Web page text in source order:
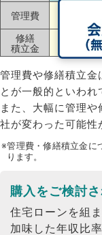
管理費
（+16%
修繕
積立金
+82円
（+73%
管理費や修繕積立金
とが一般的といわれ
また、大幅に管理
社が変わった可能性
※管理費・修繕積立金に
ります。
購入をご検討
住宅ローンを組
加味した年収比